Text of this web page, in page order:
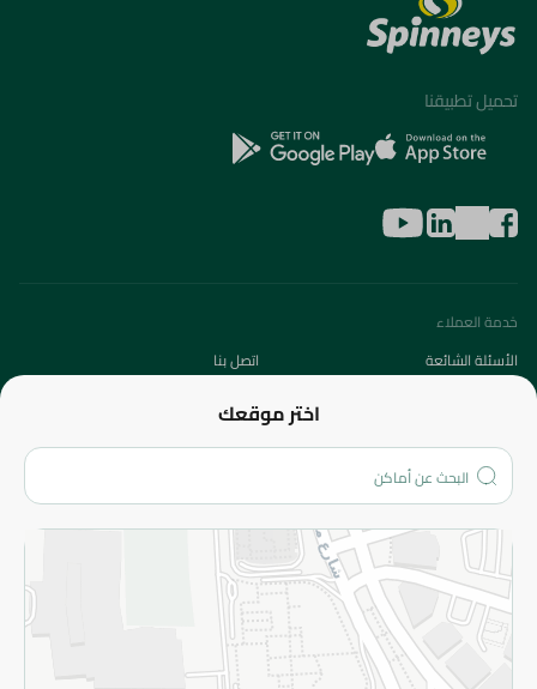
اختر موقعك
تحميل تطبيقنا
خدمة العملاء
الأسئلة الشائعة
اتصل بنا
من نحن؟
الفروع
المزيد
الاسترجاع
سياسة الاستخدام
سياسة الخصوصية
قم بالتسجيل للنشرة